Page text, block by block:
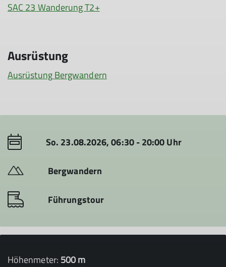
SAC 23 Wanderung T2+
Ausrüstung
Ausrüstung Bergwandern
So. 23.08.2026, 06:30 - 20:00 Uhr
Bergwandern
Führungstour
Höhenmeter: 500 m